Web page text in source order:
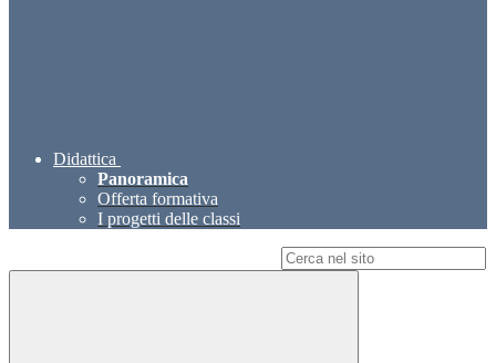
Didattica
Panoramica
Offerta formativa
I progetti delle classi